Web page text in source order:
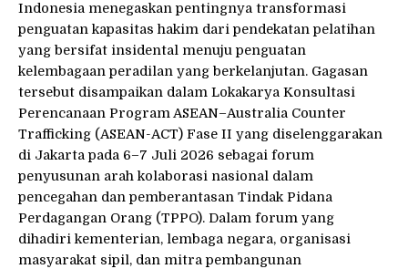
Indonesia menegaskan pentingnya transformasi
penguatan kapasitas hakim dari pendekatan pelatihan
yang bersifat insidental menuju penguatan
kelembagaan peradilan yang berkelanjutan. Gagasan
tersebut disampaikan dalam Lokakarya Konsultasi
Perencanaan Program ASEAN–Australia Counter
Trafficking (ASEAN-ACT) Fase II yang diselenggarakan
di Jakarta pada 6–7 Juli 2026 sebagai forum
penyusunan arah kolaborasi nasional dalam
pencegahan dan pemberantasan Tindak Pidana
Perdagangan Orang (TPPO). Dalam forum yang
dihadiri kementerian, lembaga negara, organisasi
masyarakat sipil, dan mitra pembangunan